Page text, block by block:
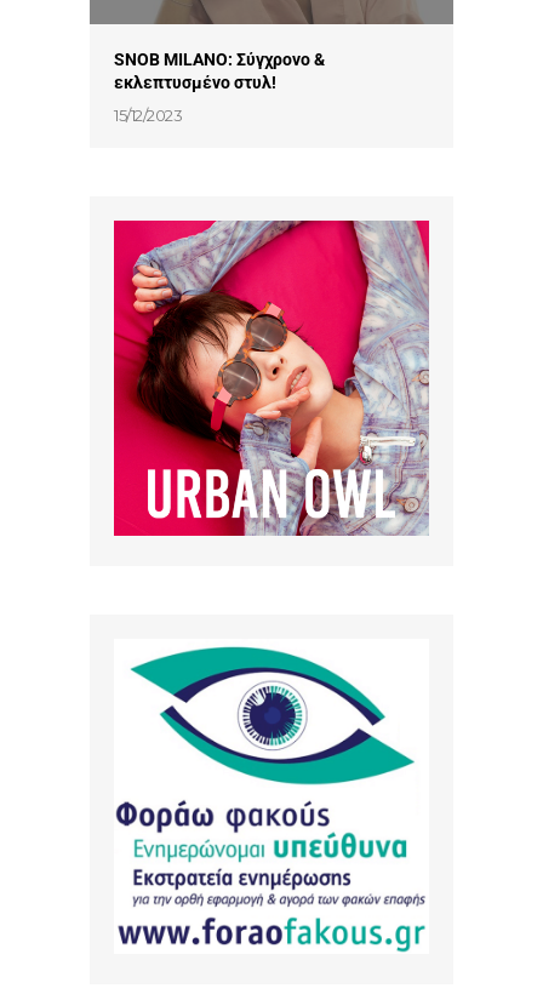
SNOB MILANO: Σύγχρονο &
εκλεπτυσμένο στυλ!
15/12/2023